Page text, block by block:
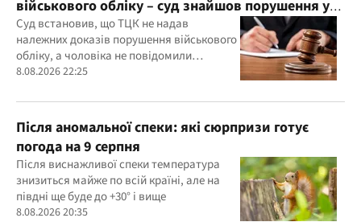
військового обліку – суд знайшов порушення у
діях ТЦК
Суд встановив, що ТЦК не надав
належних доказів порушення військового
обліку, а чоловіка не повідомили
належним чином про дату та місце
8.08.2026 22:25
Після аномальної спеки: які сюрпризи готує
погода на 9 серпня
Після виснажливої спеки температура
знизиться майже по всій країні, але на
півдні ще буде до +30° і вище
8.08.2026 20:35